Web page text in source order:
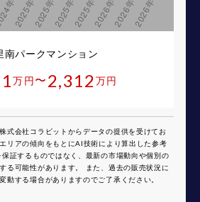
南パークマンション
万円 〜 2,312万円
式会社コラビットからデータの提供を受けてお
リアの傾向をもとにAI技術により算出した参考
証するものではなく、最新の市場動向や個別の
る可能性があります。 また、過去の販売状況に
動する場合がありますのでご了承ください。